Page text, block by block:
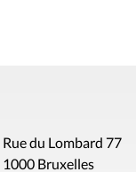
Rue du Lombard 77
1000 Bruxelles